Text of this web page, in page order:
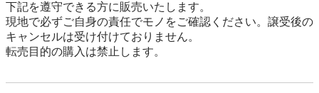
下記を遵守できる⽅に販売いたします。
現地で必ずご⾃⾝の責任でモノをご確認ください。譲受後の
キャンセルは受け付けておりません。
転売⽬的の購⼊は禁⽌します。